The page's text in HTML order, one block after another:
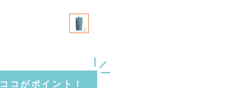
ココがポイント！